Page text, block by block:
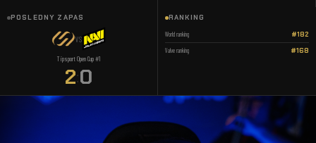
POSLEDNÝ ZÁPAS
VS
Tipsport Open Cup #1
2:0
RANKING
World ranking #182
Valve ranking #168